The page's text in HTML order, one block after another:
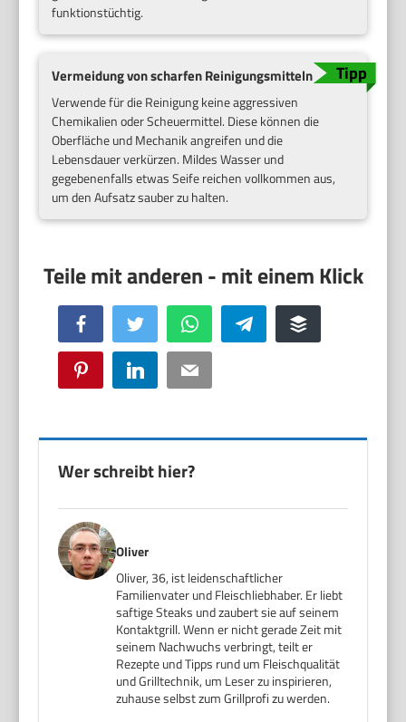
funktionstüchtig.
Vermeidung von scharfen Reinigungsmitteln
Verwende für die Reinigung keine aggressiven
Chemikalien oder Scheuermittel. Diese können die
Oberfläche und Mechanik angreifen und die
Lebensdauer verkürzen. Mildes Wasser und
gegebenenfalls etwas Seife reichen vollkommen aus,
um den Aufsatz sauber zu halten.
Facebook Twitter WhatsApp Telegram Buffer
Pinterest LinkedIn Email
Wer schreibt hier?
Oliver
Oliver, 36, ist leidenschaftlicher
Familienvater und Fleischliebhaber. Er liebt
saftige Steaks und zaubert sie auf seinem
Kontaktgrill. Wenn er nicht gerade Zeit mit
seinem Nachwuchs verbringt, teilt er
Rezepte und Tipps rund um Fleischqualität
und Grilltechnik, um Leser zu inspirieren,
zuhause selbst zum Grillprofi zu werden.